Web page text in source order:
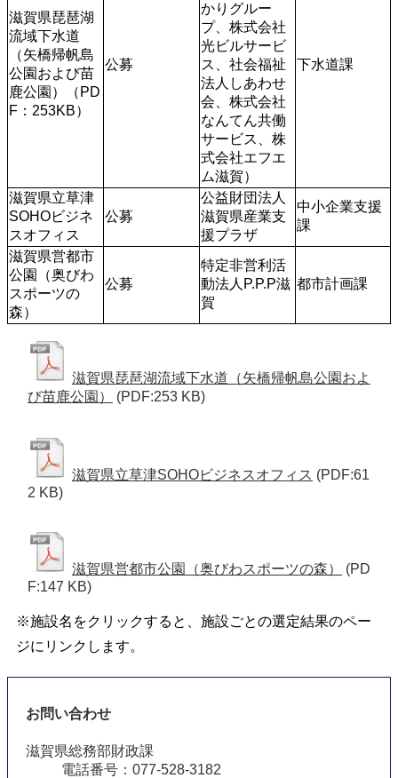
滋賀県琵琶湖
流域下水道
（矢橋帰帆島
公園および苗
鹿公園）（PD
F：253KB）
公募
かりグルー
プ、株式会社
光ビルサービ
ス、社会福祉
法人しあわせ
会、株式会社
なんてん共働
サービス、株
式会社エフエ
ム滋賀）
下水道課
滋賀県立草津
SOHOビジネ
スオフィス
公募
公益財団法人
滋賀県産業支
援プラザ
中小企業支援
課
滋賀県営都市
公園（奥びわ
スポーツの
森）
公募
特定非営利活
動法人P.P.P滋
賀
都市計画課
滋賀県琵琶湖流域下水道（矢橋帰帆島公園およ
び苗鹿公園）
(PDF:253 KB)
滋賀県立草津SOHOビジネスオフィス (PDF:61
2 KB)
滋賀県営都市公園（奥びわスポーツの森）
(PD
F:147 KB)
※施設名をクリックすると、施設ごとの選定結果のペー
ジにリンクします。
お問い合わせ
滋賀県総務部財政課
電話番号：077-528-3182